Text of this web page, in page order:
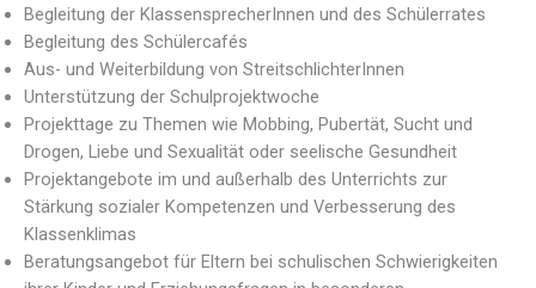
Begleitung der KlassensprecherInnen und des Schülerrates
Begleitung des Schülercafés
Aus- und Weiterbildung von StreitschlichterInnen
Unterstützung der Schulprojektwoche
Projekttage zu Themen wie Mobbing, Pubertät, Sucht und
Drogen, Liebe und Sexualität oder seelische Gesundheit
Projektangebote im und außerhalb des Unterrichts zur
Stärkung sozialer Kompetenzen und Verbesserung des
Klassenklimas
Beratungsangebot für Eltern bei schulischen Schwierigkeiten